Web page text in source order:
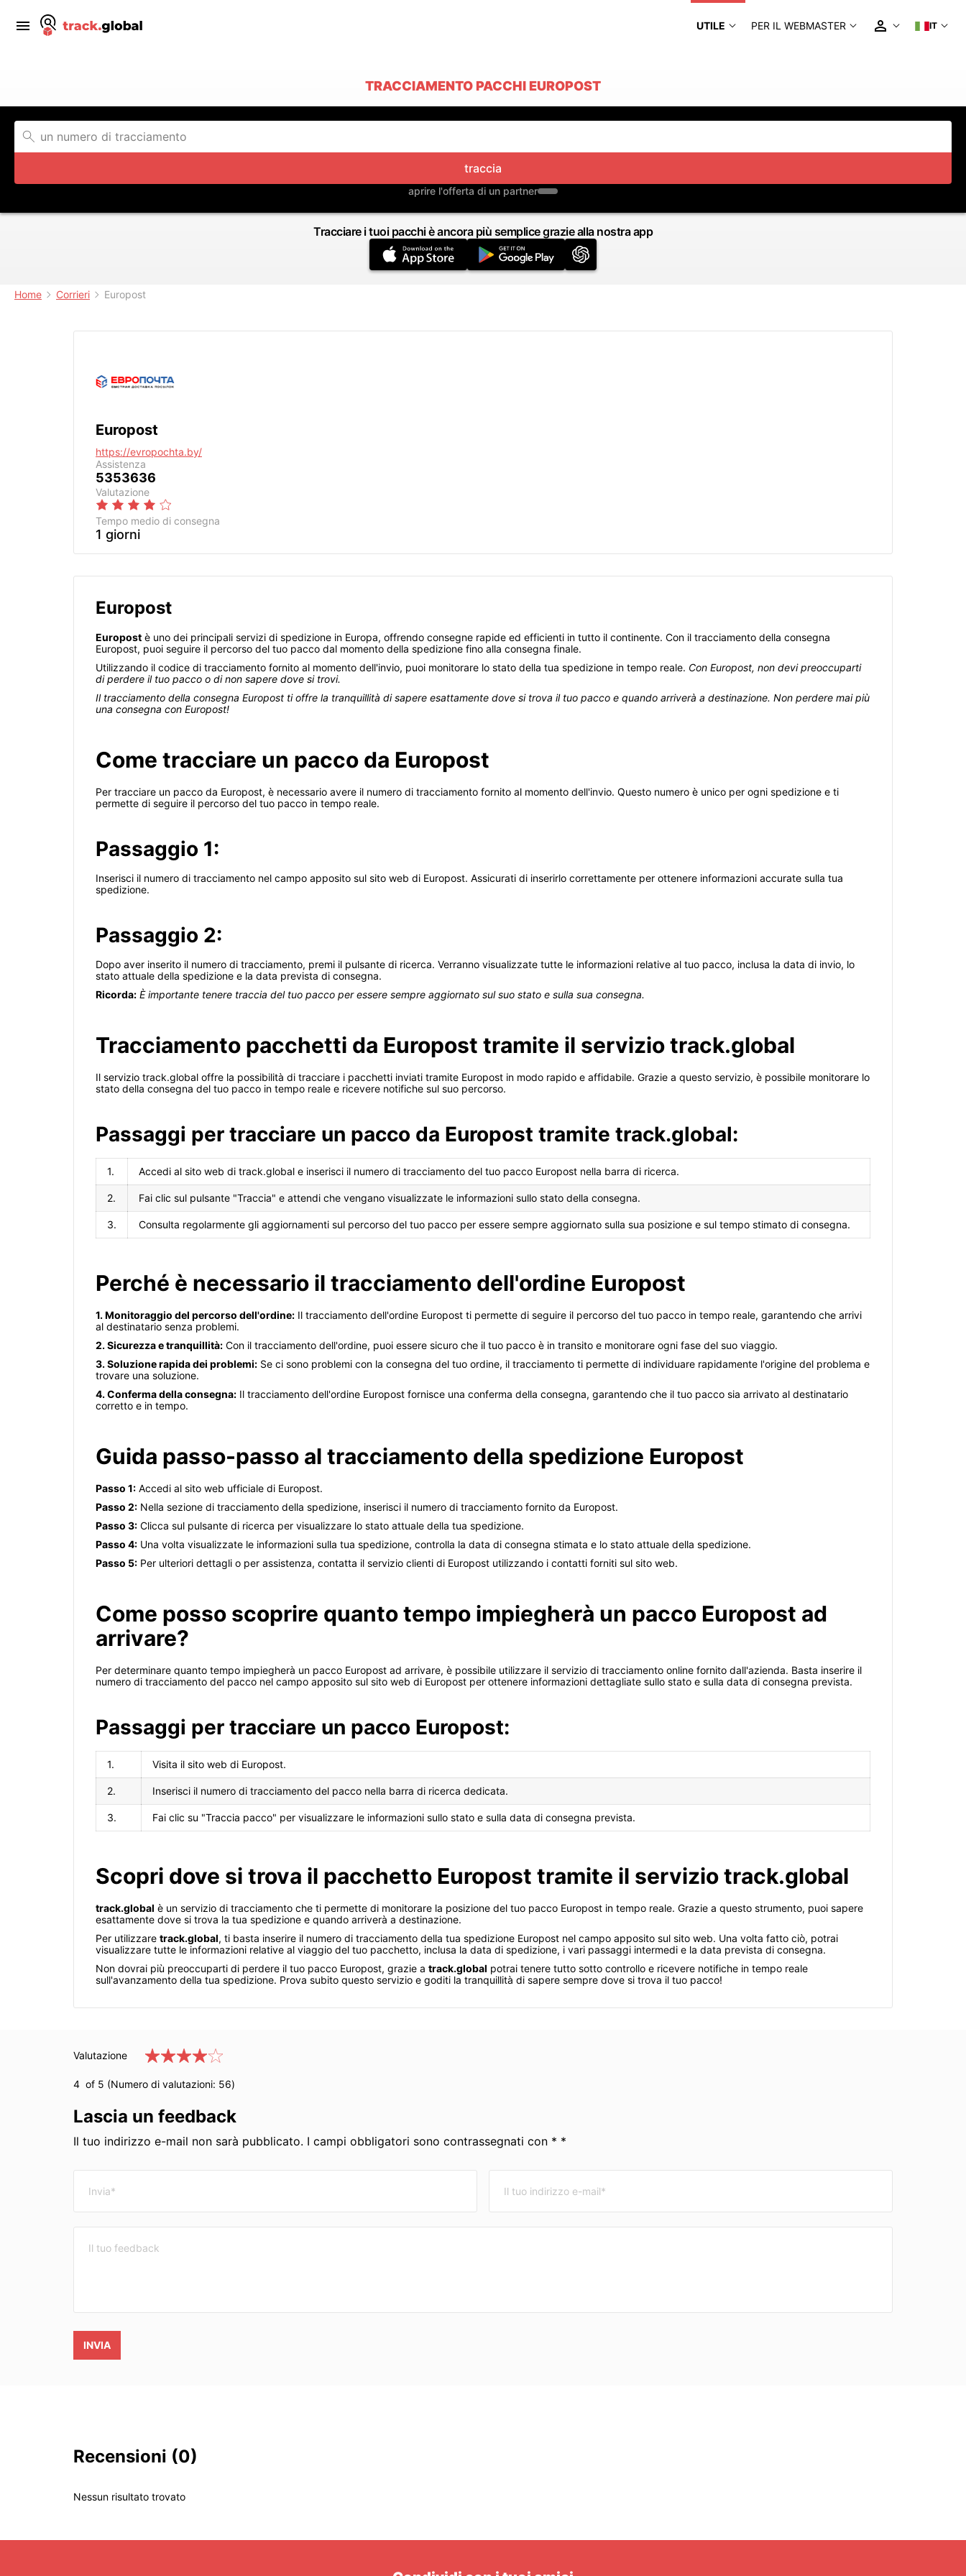
UTILE PER IL WEBMASTER IT
TRACCIAMENTO PACCHI EUROPOST
traccia
aprire l'offerta di un partner
Tracciare i tuoi pacchi è ancora più semplice grazie alla nostra app
Home Corrieri Europost
Europost
https://evropochta.by/
Assistenza
5353636
Valutazione
Tempo medio di consegna
1 giorni
Europost
Europost è uno dei principali servizi di spedizione in Europa, offrendo consegne rapide ed efficienti in tutto il continente. Con il tracciamento della consegna
Europost, puoi seguire il percorso del tuo pacco dal momento della spedizione fino alla consegna finale.
Utilizzando il codice di tracciamento fornito al momento dell'invio, puoi monitorare lo stato della tua spedizione in tempo reale. Con Europost, non devi preoccuparti
di perdere il tuo pacco o di non sapere dove si trovi.
Il tracciamento della consegna Europost ti offre la tranquillità di sapere esattamente dove si trova il tuo pacco e quando arriverà a destinazione. Non perdere mai più
una consegna con Europost!
Come tracciare un pacco da Europost
Per tracciare un pacco da Europost, è necessario avere il numero di tracciamento fornito al momento dell'invio. Questo numero è unico per ogni spedizione e ti
permette di seguire il percorso del tuo pacco in tempo reale.
Passaggio 1:
Inserisci il numero di tracciamento nel campo apposito sul sito web di Europost. Assicurati di inserirlo correttamente per ottenere informazioni accurate sulla tua
spedizione.
Passaggio 2:
Dopo aver inserito il numero di tracciamento, premi il pulsante di ricerca. Verranno visualizzate tutte le informazioni relative al tuo pacco, inclusa la data di invio, lo
stato attuale della spedizione e la data prevista di consegna.
Ricorda: È importante tenere traccia del tuo pacco per essere sempre aggiornato sul suo stato e sulla sua consegna.
Tracciamento pacchetti da Europost tramite il servizio track.global
Il servizio track.global offre la possibilità di tracciare i pacchetti inviati tramite Europost in modo rapido e affidabile. Grazie a questo servizio, è possibile monitorare lo
stato della consegna del tuo pacco in tempo reale e ricevere notifiche sul suo percorso.
Passaggi per tracciare un pacco da Europost tramite track.global:
1. Accedi al sito web di track.global e inserisci il numero di tracciamento del tuo pacco Europost nella barra di ricerca.
2. Fai clic sul pulsante "Traccia" e attendi che vengano visualizzate le informazioni sullo stato della consegna.
3. Consulta regolarmente gli aggiornamenti sul percorso del tuo pacco per essere sempre aggiornato sulla sua posizione e sul tempo stimato di consegna.
Perché è necessario il tracciamento dell'ordine Europost
1. Monitoraggio del percorso dell'ordine: Il tracciamento dell'ordine Europost ti permette di seguire il percorso del tuo pacco in tempo reale, garantendo che arrivi
al destinatario senza problemi.
2. Sicurezza e tranquillità: Con il tracciamento dell'ordine, puoi essere sicuro che il tuo pacco è in transito e monitorare ogni fase del suo viaggio.
3. Soluzione rapida dei problemi: Se ci sono problemi con la consegna del tuo ordine, il tracciamento ti permette di individuare rapidamente l'origine del problema e
trovare una soluzione.
4. Conferma della consegna: Il tracciamento dell'ordine Europost fornisce una conferma della consegna, garantendo che il tuo pacco sia arrivato al destinatario
corretto e in tempo.
Guida passo-passo al tracciamento della spedizione Europost
Passo 1: Accedi al sito web ufficiale di Europost.
Passo 2: Nella sezione di tracciamento della spedizione, inserisci il numero di tracciamento fornito da Europost.
Passo 3: Clicca sul pulsante di ricerca per visualizzare lo stato attuale della tua spedizione.
Passo 4: Una volta visualizzate le informazioni sulla tua spedizione, controlla la data di consegna stimata e lo stato attuale della spedizione.
Passo 5: Per ulteriori dettagli o per assistenza, contatta il servizio clienti di Europost utilizzando i contatti forniti sul sito web.
Come posso scoprire quanto tempo impiegherà un pacco Europost ad
arrivare?
Per determinare quanto tempo impiegherà un pacco Europost ad arrivare, è possibile utilizzare il servizio di tracciamento online fornito dall'azienda. Basta inserire il
numero di tracciamento del pacco nel campo apposito sul sito web di Europost per ottenere informazioni dettagliate sullo stato e sulla data di consegna prevista.
Passaggi per tracciare un pacco Europost:
1. Visita il sito web di Europost.
2. Inserisci il numero di tracciamento del pacco nella barra di ricerca dedicata.
3. Fai clic su "Traccia pacco" per visualizzare le informazioni sullo stato e sulla data di consegna prevista.
Scopri dove si trova il pacchetto Europost tramite il servizio track.global
track.global è un servizio di tracciamento che ti permette di monitorare la posizione del tuo pacco Europost in tempo reale. Grazie a questo strumento, puoi sapere
esattamente dove si trova la tua spedizione e quando arriverà a destinazione.
Per utilizzare track.global, ti basta inserire il numero di tracciamento della tua spedizione Europost nel campo apposito sul sito web. Una volta fatto ciò, potrai
visualizzare tutte le informazioni relative al viaggio del tuo pacchetto, inclusa la data di spedizione, i vari passaggi intermedi e la data prevista di consegna.
Non dovrai più preoccuparti di perdere il tuo pacco Europost, grazie a track.global potrai tenere tutto sotto controllo e ricevere notifiche in tempo reale
sull'avanzamento della tua spedizione. Prova subito questo servizio e goditi la tranquillità di sapere sempre dove si trova il tuo pacco!
Valutazione
4 of 5 (Numero di valutazioni: 56)
Lascia un feedback
Il tuo indirizzo e-mail non sarà pubblicato. I campi obbligatori sono contrassegnati con * *
INVIA
Recensioni (0)
Nessun risultato trovato